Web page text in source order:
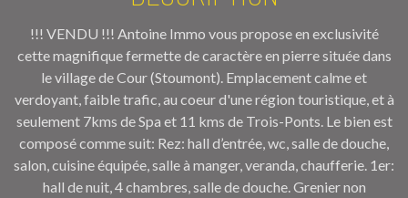
!!! VENDU !!! Antoine Immo vous propose en exclusivité
cette magnifique fermette de caractère en pierre située dans
le village de Cour (Stoumont). Emplacement calme et
verdoyant, faible trafic, au coeur d'une région touristique, et à
seulement 7kms de Spa et 11 kms de Trois-Ponts. Le bien est
composé comme suit: Rez: hall d’entrée, wc, salle de douche,
salon, cuisine équipée, salle à manger, veranda, chaufferie. 1er:
hall de nuit, 4 chambres, salle de douche. Grenier non